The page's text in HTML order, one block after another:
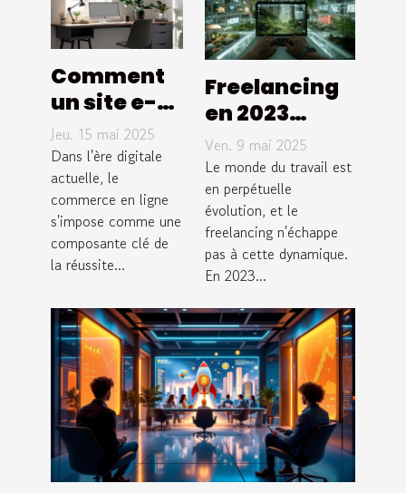
Comment
un site e-
commerce
sur mesure
peut
dynamiser
vos ventes
en ligne
Jeu. 15 mai 2025
Dans l'ère digitale
actuelle, le
commerce en ligne
s'impose comme une
composante clé de
la réussite...
Freelancing
en 2023
tendances et
opportunités
dans un
marché
dynamique
Ven. 9 mai 2025
Le monde du travail est
en perpétuelle
évolution, et le
freelancing n'échappe
pas à cette dynamique.
En 2023...